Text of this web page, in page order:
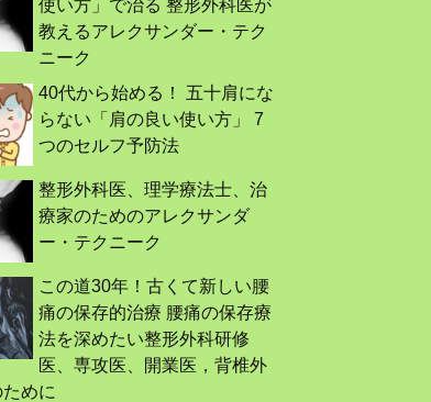
使い方」で治る 整形外科医が
教えるアレクサンダー・テク
ニーク
40代から始める！ 五十肩にな
らない「肩の良い使い方」 7
つのセルフ予防法
整形外科医、理学療法士、治
療家のためのアレクサンダ
ー・テクニーク
この道30年！古くて新しい腰
痛の保存的治療 腰痛の保存療
法を深めたい整形外科研修
医、専攻医、開業医，背椎外
めに